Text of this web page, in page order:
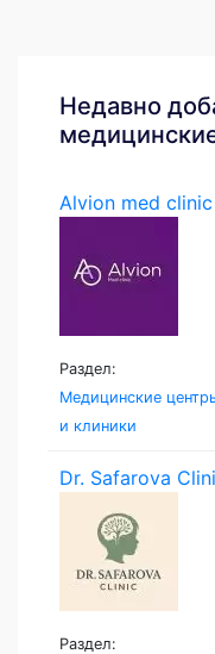
Недавно
Alvion med clinic
Раздел:
Медицинские
и клиники
Dr. Safarova
Раздел: